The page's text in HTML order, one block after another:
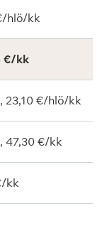
hlö/kk
€/kk
23,10 €/hlö/kk
47,30 €/kk
kk